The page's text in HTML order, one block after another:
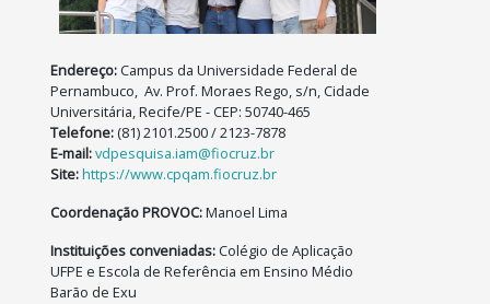
Contato
Endereço:Campus da Universidade Federal de
Pernambuco, Av. Prof. Moraes Rego, s/n, Cidade
Universitária, Recife/PE - CEP: 50740-465
Telefone: (81) 2101.2500 / 2123-7878
E-mail:vdpesquisa.iam@fiocruz.br
Site:https://www.cpqam.fiocruz.br
Coordenação PROVOC:Manoel Lima
Instituições conveniadas:Colégio de Aplicação
UFPE e Escola de Referência em Ensino Médio
Barão de Exu